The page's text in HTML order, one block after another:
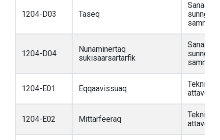
1204-D03 Taseq
1204-D04
Nunaminertaq
sukisaarsartarfik
1204-E01 Eqqaavissuaq
1204-E02 Mittarfeeraq